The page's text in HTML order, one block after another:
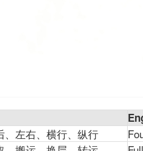
、左右、横行、纵行